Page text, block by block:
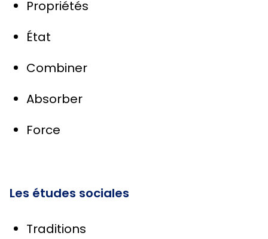
Propriétés
État
Combiner
Absorber
Force
Les études sociales
Traditions